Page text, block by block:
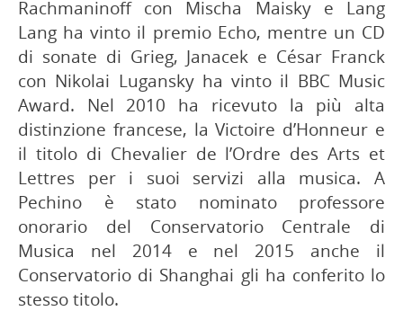
Rachmaninoff con Mischa Maisky e Lang
Lang ha vinto il premio Echo, mentre un CD
di sonate di Grieg, Janacek e César Franck
con Nikolai Lugansky ha vinto il BBC Music
Award. Nel 2010 ha ricevuto la più alta
distinzione francese, la Victoire d’Honneur e
il titolo di Chevalier de l’Ordre des Arts et
Lettres per i suoi servizi alla musica. A
Pechino è stato nominato professore
onorario del Conservatorio Centrale di
Musica nel 2014 e nel 2015 anche il
Conservatorio di Shanghai gli ha conferito lo
stesso titolo.